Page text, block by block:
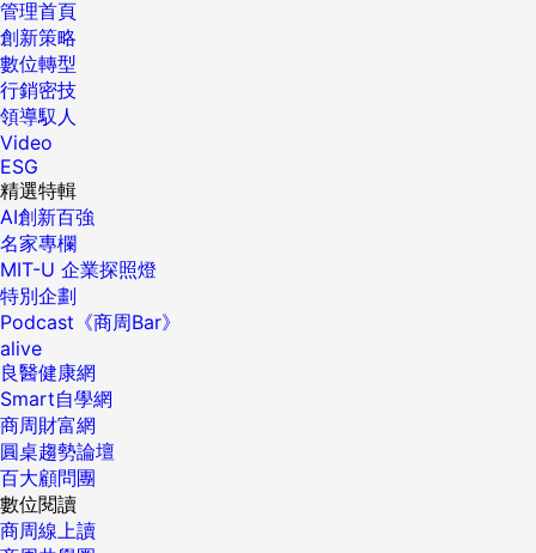
管理首頁
創新策略
數位轉型
行銷密技
領導馭人
Video
ESG
精選特輯
AI創新百強
名家專欄
MIT-U 企業探照燈
特別企劃
Podcast《商周Bar》
alive
良醫健康網
Smart自學網
商周財富網
圓桌趨勢論壇
百大顧問團
數位閱讀
商周線上讀